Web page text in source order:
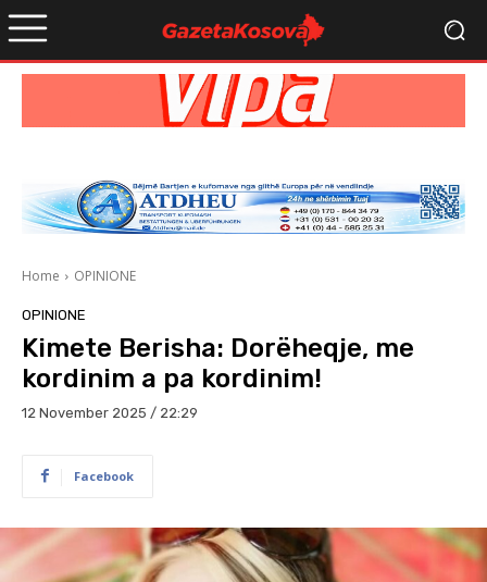
Home OPINIONE
OPINIONE
Kimete Berisha: Dorëheqje, me
kordinim a pa kordinim!
12 November 2025 / 22:29
Facebook